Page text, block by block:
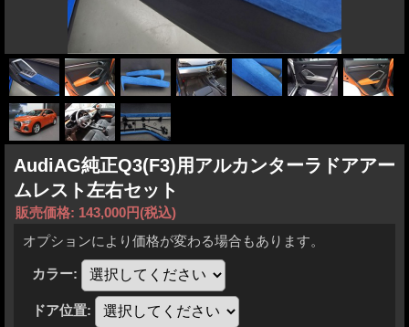
AudiAG純正Q3(F3)用アルカンターラドアアー
ムレスト左右セット
販売価格: 143,000円(税込)
オプションにより価格が変わる場合もあります。
カラー:
ドア位置: